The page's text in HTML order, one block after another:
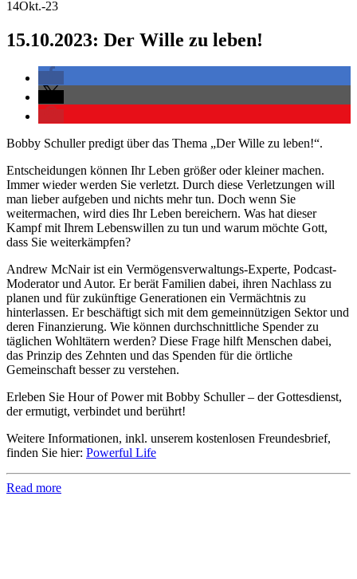
14Okt.-23
15.10.2023: Der Wille zu leben!
Bobby Schuller predigt über das Thema „Der Wille zu leben!“.
Entscheidungen können Ihr Leben größer oder kleiner machen.
Immer wieder werden Sie verletzt. Durch diese Verletzungen will
man lieber aufgeben und nichts mehr tun. Doch wenn Sie
weitermachen, wird dies Ihr Leben bereichern. Was hat dieser
Kampf mit Ihrem Lebenswillen zu tun und warum möchte Gott,
dass Sie weiterkämpfen?
Andrew McNair ist ein Vermögensverwaltungs-Experte, Podcast-
Moderator und Autor. Er berät Familien dabei, ihren Nachlass zu
planen und für zukünftige Generationen ein Vermächtnis zu
hinterlassen. Er beschäftigt sich mit dem gemeinnützigen Sektor und
deren Finanzierung. Wie können durchschnittliche Spender zu
täglichen Wohltätern werden? Diese Frage hilft Menschen dabei,
das Prinzip des Zehnten und das Spenden für die örtliche
Gemeinschaft besser zu verstehen.
Erleben Sie Hour of Power mit Bobby Schuller – der Gottesdienst,
der ermutigt, verbindet und berührt!
Weitere Informationen, inkl. unserem kostenlosen Freundesbrief,
finden Sie hier: Powerful Life
Read more